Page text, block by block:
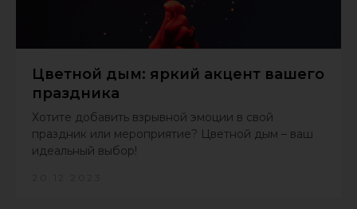
Цветной дым: яркий акцент вашего
праздника
Хотите добавить взрывной эмоции в свой
праздник или мероприятие? Цветной дым – ваш
идеальный выбор!